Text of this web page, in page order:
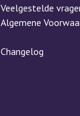
Veelgestelde
Algemene
Changelog